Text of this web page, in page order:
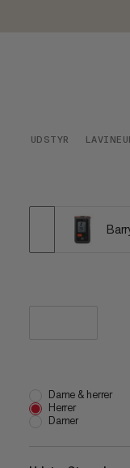
UDSTYR
Dame & herrer
Herrer
Damer